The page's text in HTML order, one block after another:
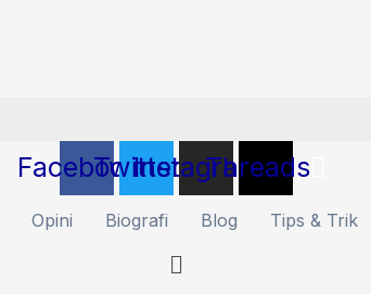
FacebookTwitter
Instagram
Threads
Opini Biografi Blog Tips & Trik